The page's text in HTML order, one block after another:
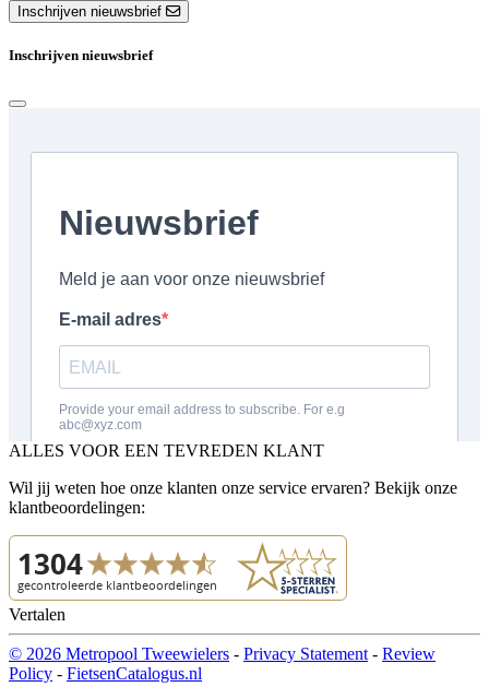
Inschrijven nieuwsbrief
Inschrijven nieuwsbrief
ALLES VOOR EEN TEVREDEN KLANT
Wil jij weten hoe onze klanten onze service ervaren? Bekijk onze
klantbeoordelingen:
Vertalen
© 2026 Metropool Tweewielers - Privacy Statement - Review
Policy - FietsenCatalogus.nl